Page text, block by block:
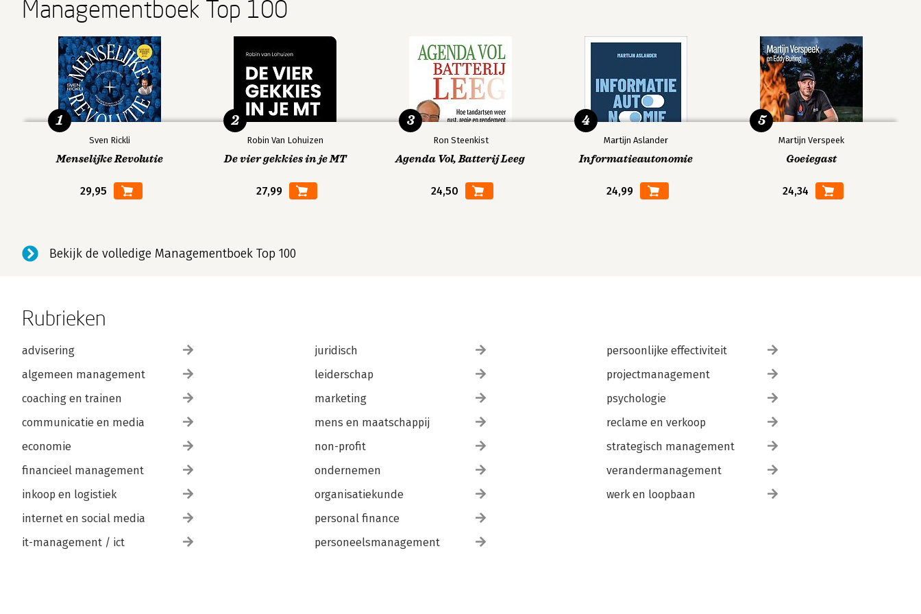
Managementboek Top 100
Sven Rickli
Menselijke Revolutie
29,95
1
Robin Van Lohuizen
De vier gekkies in je MT
27,99
2
Ron Steenkist
Agenda Vol, Batterij Leeg
24,50
3
Martijn Aslander
Informatieautonomie
24,99
4
Martijn Verspeek
Goeiegast
24,34
5
Bekijk de volledige Managementboek Top 100
Rubrieken
advisering
algemeen management
coaching en trainen
communicatie en media
economie
financieel management
inkoop en logistiek
internet en social media
it-management / ict
juridisch
leiderschap
marketing
mens en maatschappij
non-profit
ondernemen
organisatiekunde
personal finance
personeelsmanagement
persoonlijke effectiviteit
projectmanagement
psychologie
reclame en verkoop
strategisch management
verandermanagement
werk en loopbaan